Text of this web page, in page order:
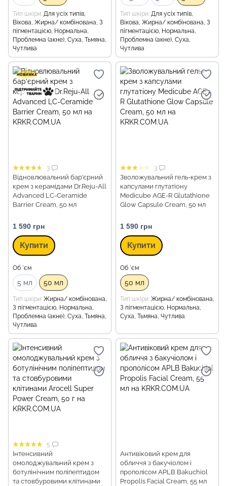
Тип шкіри Для усіх типів,
Вікова, Жирна/ комбінована, З
пігментацією, Нормальна,
Проблемна (акне), Суха, Тьмяна,
Чутлива
Тип шкіри Для усіх типів,
Вікова, Жирна/ комбінована, З
пігментацією, Нормальна,
Проблемна (акне), Суха,
Чутлива
3
Відновлювальний бар’єрний
крем з керамідами Dr.Reju-All
Advanced LC-Ceramide
Barrier Cream, 50 мл
1 590 грн
Купити
Об `єм
5 мл 50 мл
Тип шкіри Жирна/ комбінована,
З пігментацією, Нормальна,
Проблемна (акне), Суха, Тьмяна,
Чутлива
3
Зволожувальний гель-крем з
капсулами глутатіону
Medicube AGE-R Glutathione
Glow Capsule Cream, 50 мл
1 590 грн
Купити
Об `єм
50 мл
Тип шкіри Жирна/ комбінована,
З пігментацією, Нормальна,
Суха, Тьмяна, Чутлива
5
Інтенсивний
омолоджувальний крем з
ботулінічним поліпептидом
та стовбуровими клітинами
Антивіковий крем для
обличчя з бакучіолом і
прополісом APLB Bakuchiol
Propolis Facial Cream, 55 мл